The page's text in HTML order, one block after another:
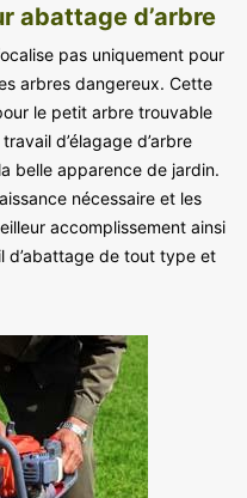
abattage d’arbre
pas uniquement pour
arbres dangereux. Cette
le petit arbre trouvable
d’élagage d’arbre
belle apparence de jardin.
nécessaire et les
accomplissement ainsi
d’abattage de tout type et